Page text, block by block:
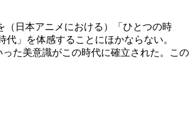
日本アニメにおける）「ひとつの時
」を体感することにほかならない。
た美意識がこの時代に確立された。この